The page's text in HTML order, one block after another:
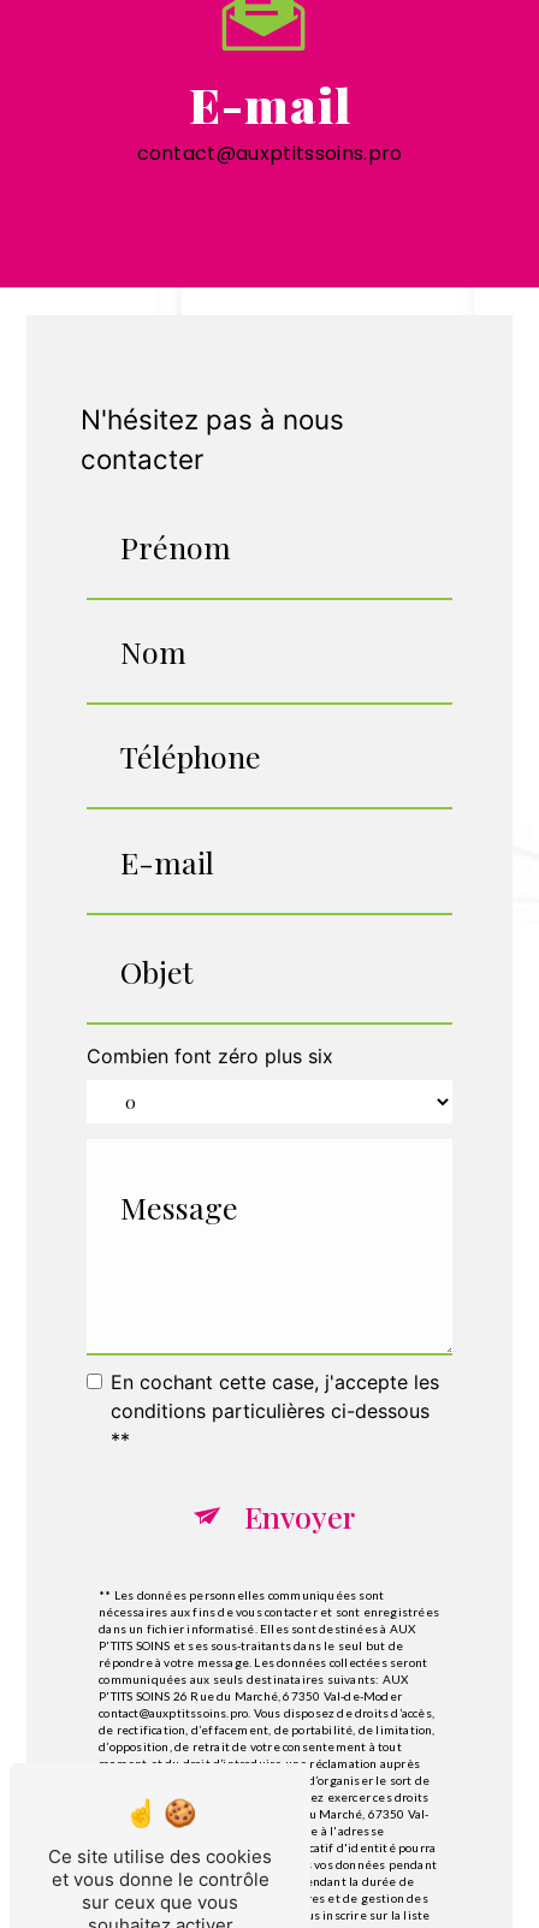
E-mail
contact@auxptitssoins.pro
N'hésitez pas à nous
contacter
Combien font zéro plus six
En cochant cette case, j'accepte les
conditions particulières ci-dessous
**
Envoyer
** Les données personnelles communiquées sont
nécessaires aux fins de vous contacter et sont enregistrées
dans un fichier informatisé. Elles sont destinées à AUX
P'TITS SOINS et ses sous-traitants dans le seul but de
répondre à votre message. Les données collectées seront
communiquées aux seuls destinataires suivants: AUX
P'TITS SOINS 26 Rue du Marché, 67350 Val-de-Moder
contact@auxptitssoins.pro. Vous disposez de droits d’accès,
de rectification, d’effacement, de portabilité, de limitation,
d’opposition, de retrait de votre consentement à tout
moment et du droit d’introduire une réclamation auprès
d’une autorité de contrôle, ainsi que d’organiser le sort de
vos données post-mortem. Vous pouvez exercer ces droits
par voie postale à l'adresse 26 Rue du Marché, 67350 Val-
de-Moder ou par courrier électronique à l'adresse
contact@auxptitssoins.pro. Un justificatif d'identité pourra
vous être demandé. Nous conservons vos données pendant
la période de prise de contact puis pendant la durée de
prescription légale aux fins probatoires et de gestion des
contentieux. Vous avez le droit de vous inscrire sur la liste
Ce site utilise des cookies
et vous donne le contrôle
sur ceux que vous